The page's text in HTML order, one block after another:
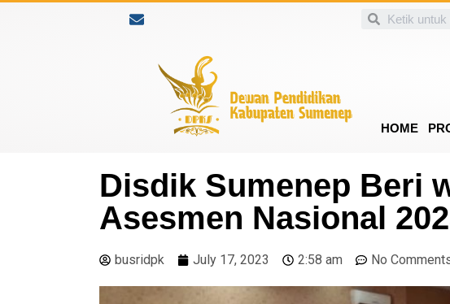
HOME
Disdik Sumenep Beri
Asesmen Nasional
busridpk July 17, 2023 2:58 am No